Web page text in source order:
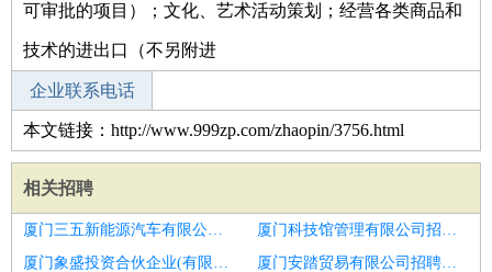
可审批的项目）；文化、艺术活动策划；经营各类商品和
技术的进出口（不另附进
企业联系电话
本文链接：http://www.999zp.com/zhaopin/3756.html
相关招聘
厦门三五新能源汽车有限公司招聘智能化项目总监
厦门科技馆管理有限公司招聘投资高级经理副总监
厦门象盛投资合伙企业(有限合伙)招聘财务总监
厦门安踏贸易有限公司招聘财务总监